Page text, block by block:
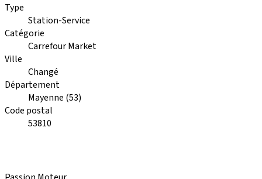
Type
Station-Service
Catégorie
Carrefour Market
Ville
Changé
Département
Mayenne (53)
Code postal
53810